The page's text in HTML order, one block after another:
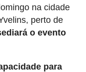
na cidade
perto de
o evento
para